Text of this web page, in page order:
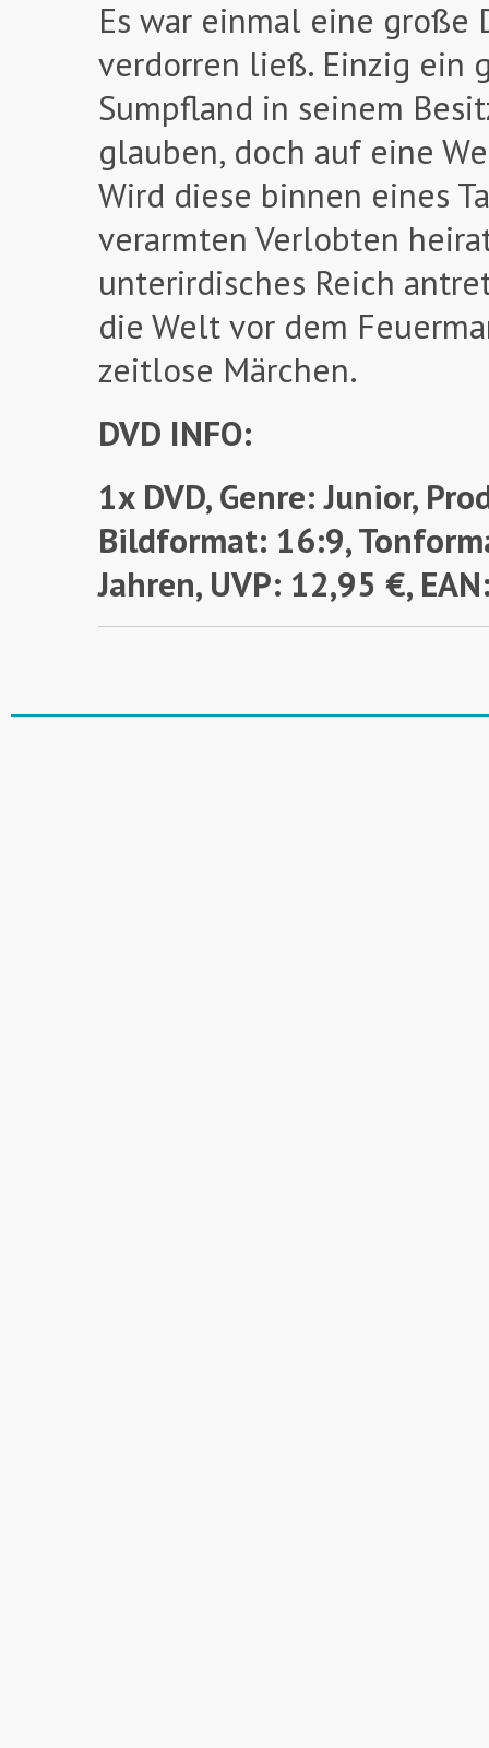
Es war einmal eine große
verdorren ließ. Einzig ein
Sumpfland in seinem
glauben, doch auf eine
Wird diese binnen eines
verarmten Verlobten
unterirdisches Reich
die Welt vor dem
zeitlose Märchen.
DVD INFO:
1x DVD, Genre: Junior,
Bildformat: 16:9,
Jahren, UVP: 12,95 €,